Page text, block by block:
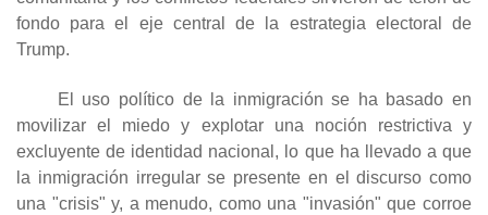
fondo para el eje central de la estrategia electoral de
Trump.
El uso político de la inmigración se ha basado en
movilizar el miedo y explotar una noción restrictiva y
excluyente de identidad nacional, lo que ha llevado a que
la inmigración irregular se presente en el discurso como
una "crisis" y, a menudo, como una "invasión" que corroe